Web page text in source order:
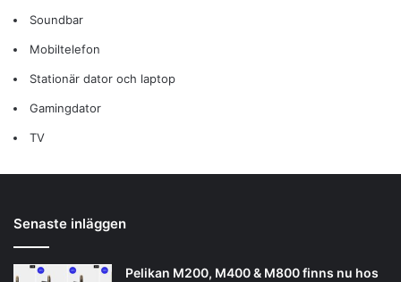
Soundbar
Mobiltelefon
Stationär dator och laptop
Gamingdator
TV
Senaste inläggen
Pelikan M200, M400 & M800 finns nu hos